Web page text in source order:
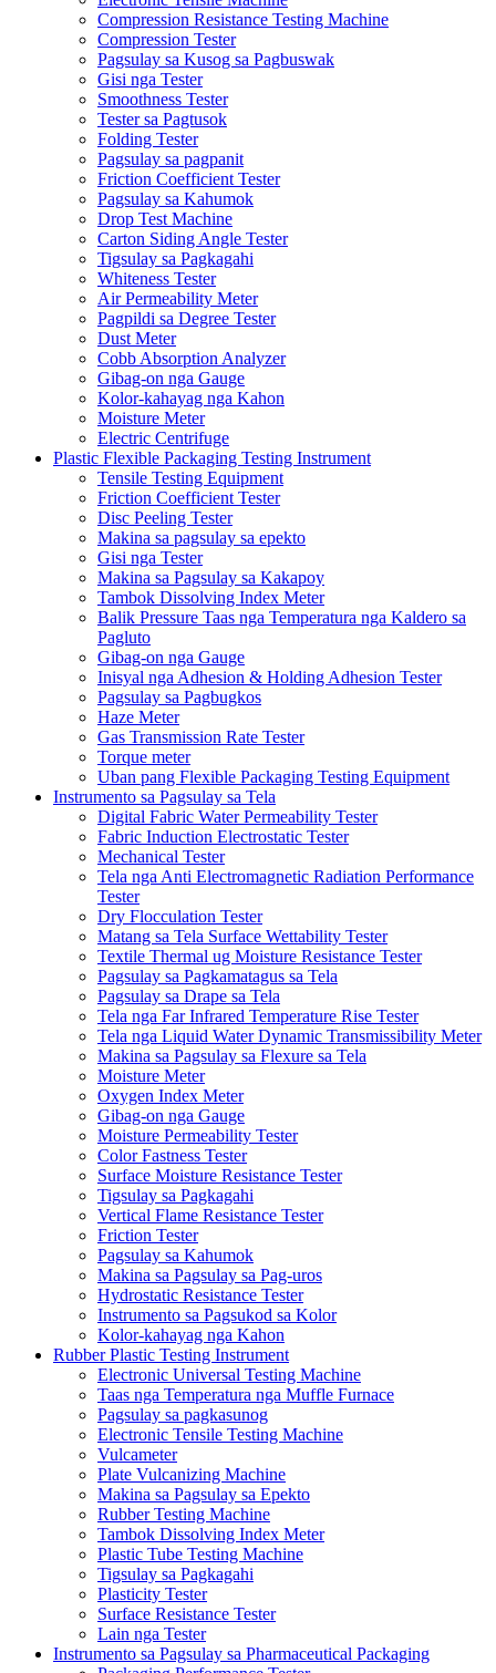
Compression Resistance Testing Machine
Compression Tester
Pagsulay sa Kusog sa Pagbuswak
Gisi nga Tester
Smoothness Tester
Tester sa Pagtusok
Folding Tester
Pagsulay sa pagpanit
Friction Coefficient Tester
Pagsulay sa Kahumok
Drop Test Machine
Carton Siding Angle Tester
Tigsulay sa Pagkagahi
Whiteness Tester
Air Permeability Meter
Pagpildi sa Degree Tester
Dust Meter
Cobb Absorption Analyzer
Gibag-on nga Gauge
Kolor-kahayag nga Kahon
Moisture Meter
Electric Centrifuge
Plastic Flexible Packaging Testing Instrument
Tensile Testing Equipment
Friction Coefficient Tester
Disc Peeling Tester
Makina sa pagsulay sa epekto
Gisi nga Tester
Makina sa Pagsulay sa Kakapoy
Tambok Dissolving Index Meter
Balik Pressure Taas nga Temperatura nga Kaldero sa
Pagluto
Gibag-on nga Gauge
Inisyal nga Adhesion & Holding Adhesion Tester
Pagsulay sa Pagbugkos
Haze Meter
Gas Transmission Rate Tester
Torque meter
Uban pang Flexible Packaging Testing Equipment
Instrumento sa Pagsulay sa Tela
Digital Fabric Water Permeability Tester
Fabric Induction Electrostatic Tester
Mechanical Tester
Tela nga Anti Electromagnetic Radiation Performance
Tester
Dry Flocculation Tester
Matang sa Tela Surface Wettability Tester
Textile Thermal ug Moisture Resistance Tester
Pagsulay sa Pagkamatagus sa Tela
Pagsulay sa Drape sa Tela
Tela nga Far Infrared Temperature Rise Tester
Tela nga Liquid Water Dynamic Transmissibility Meter
Makina sa Pagsulay sa Flexure sa Tela
Moisture Meter
Oxygen Index Meter
Gibag-on nga Gauge
Moisture Permeability Tester
Color Fastness Tester
Surface Moisture Resistance Tester
Tigsulay sa Pagkagahi
Vertical Flame Resistance Tester
Friction Tester
Pagsulay sa Kahumok
Makina sa Pagsulay sa Pag-uros
Hydrostatic Resistance Tester
Instrumento sa Pagsukod sa Kolor
Kolor-kahayag nga Kahon
Rubber Plastic Testing Instrument
Electronic Universal Testing Machine
Taas nga Temperatura nga Muffle Furnace
Pagsulay sa pagkasunog
Electronic Tensile Testing Machine
Vulcameter
Plate Vulcanizing Machine
Makina sa Pagsulay sa Epekto
Rubber Testing Machine
Tambok Dissolving Index Meter
Plastic Tube Testing Machine
Tigsulay sa Pagkagahi
Plasticity Tester
Surface Resistance Tester
Lain nga Tester
Instrumento sa Pagsulay sa Pharmaceutical Packaging